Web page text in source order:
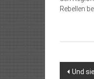
Rebellen
Und